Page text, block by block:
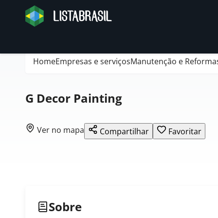
HomeEmpresas e serviçosManutenção e
G Decor Painting
Ver no mapa Compartilhar Favoritar
Sobre